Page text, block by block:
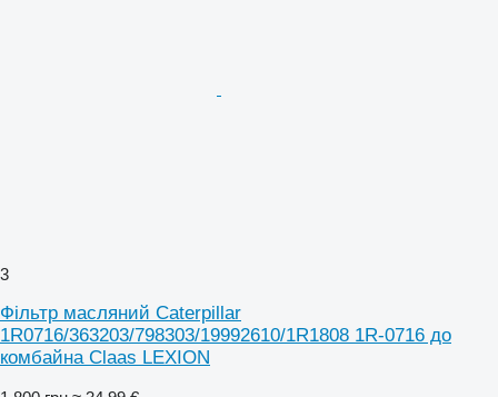
3
Фільтр масляний Caterpillar
1R0716/363203/798303/19992610/1R1808 1R-0716 до
комбайна Claas LEXION